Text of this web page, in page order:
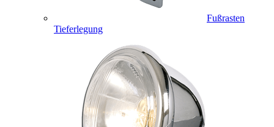
Fußrasten
Tieferlegung